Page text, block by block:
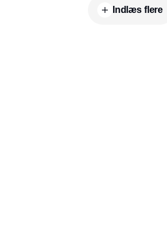
Indlæs flere